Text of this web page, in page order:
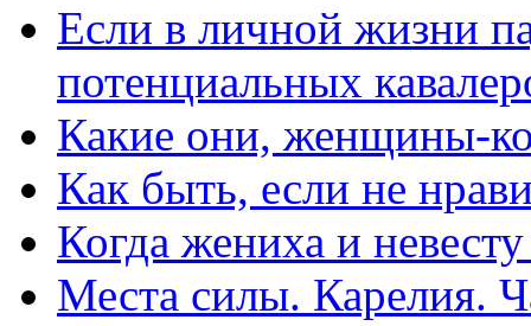
Если в личной жизни
потенциальных
Какие они, женщины-
Как быть, если не
Когда жениха и
Места силы. Карелия.